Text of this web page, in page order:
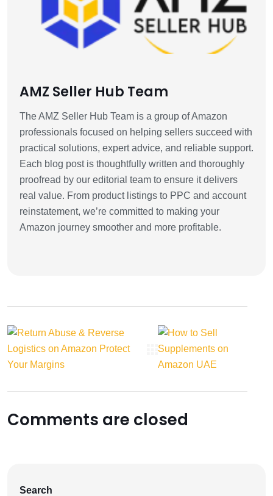
AMZ Seller Hub Team
The AMZ Seller Hub Team is a group of Amazon
professionals focused on helping sellers succeed with
practical solutions, expert advice, and reliable support.
Each blog post is thoughtfully written and thoroughly
proofread by our editorial team to ensure it delivers
real value. From product listings to PPC and account
reinstatement, we’re committed to making your
Amazon journey smoother and more profitable.
Comments are closed
Search